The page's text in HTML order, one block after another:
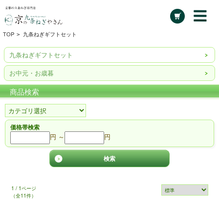
TOP > 九条ねぎギフトセット
九条ねぎギフトセット
お中元・お歳暮
商品検索
価格帯検索
円 ～ 円
1 / 1ページ
（全11件）